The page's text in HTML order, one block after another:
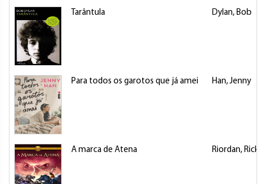
Tarântula Dylan, Bob
Para todos os garotos que já amei Han, Jenny
A marca de Atena Riordan, Rick